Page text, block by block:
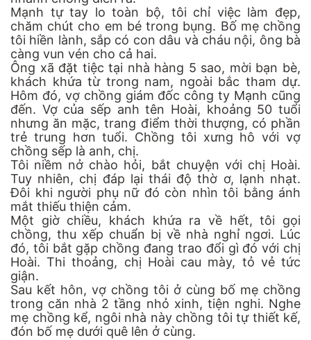
Mạnh tự tay lo toàn bộ, tôi chỉ việc làm đẹp,
chăm chút cho em bé trong bụng. Bố mẹ chồng
tôi hiền lành, sắp có con dâu và cháu nội, ông bà
càng vun vén cho cả hai.
Ông xã đặt tiệc tại nhà hàng 5 sao, mời bạn bè,
khách khứa từ trong nam, ngoài bắc tham dự.
Hôm đó, vợ chồng giám đốc công ty Mạnh cũng
đến. Vợ của sếp anh tên Hoài, khoảng 50 tuổi
nhưng ăn mặc, trang điểm thời thượng, có phần
trẻ trung hơn tuổi. Chồng tôi xưng hô với vợ
chồng sếp là anh, chị.
Tôi niềm nở chào hỏi, bắt chuyện với chị Hoài.
Tuy nhiên, chị đáp lại thái độ thờ ơ, lạnh nhạt.
Đôi khi người phụ nữ đó còn nhìn tôi bằng ánh
mắt thiếu thiện cảm.
Một giờ chiều, khách khứa ra về hết, tôi gọi
chồng, thu xếp chuẩn bị về nhà nghỉ ngơi. Lúc
đó, tôi bắt gặp chồng đang trao đổi gì đó với chị
Hoài. Thi thoảng, chị Hoài cau mày, tỏ vẻ tức
giận.
Sau kết hôn, vợ chồng tôi ở cùng bố mẹ chồng
trong căn nhà 2 tầng nhỏ xinh, tiện nghi. Nghe
mẹ chồng kể, ngôi nhà này chồng tôi tự thiết kế,
đón bố mẹ dưới quê lên ở cùng.